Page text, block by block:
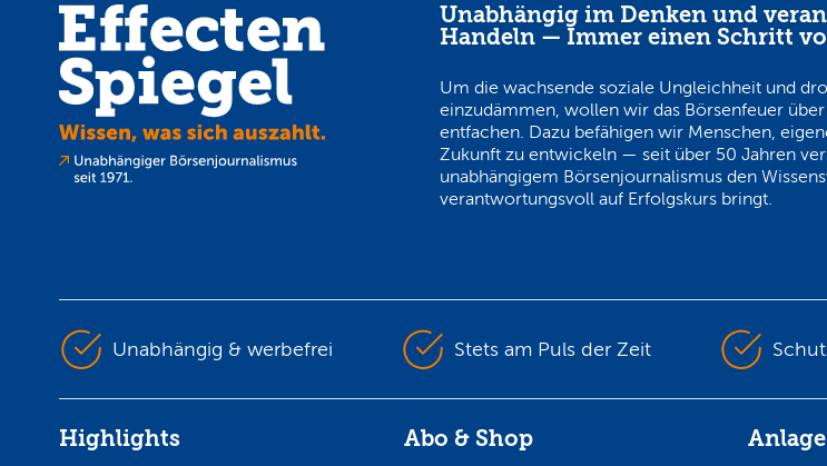
Unabhängig im Denken und
Handeln — Immer einen Schritt
Um die wachsende soziale Ungleichheit und
einzudämmen, wollen wir das Börsenfeuer
entfachen. Dazu befähigen wir Menschen,
Zukunft zu entwickeln — seit über 50 Jahren
unabhängigem Börsenjournalismus den
verantwortungsvoll auf Erfolgskurs bringt.
Unabhängig & werbefrei Stets am Puls der Zeit
Highlights Abo & Shop